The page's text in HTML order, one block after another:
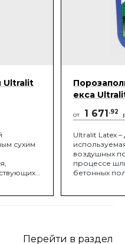
Ultralit
сухим
екса
от 1 671 .92
Ultralit Latex
воздушных
процессе
бетонных
нанесения
Перейти в раздел